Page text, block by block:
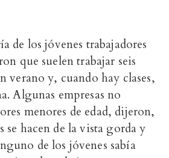
de los jóvenes trabajadores
que suelen trabajar seis
verano y, cuando hay clases,
Algunas empresas no
menores de edad, dijeron,
se hacen de la vista gorda y
de los jóvenes sabía